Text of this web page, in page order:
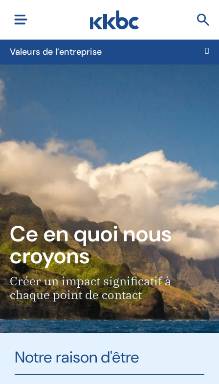
Valeurs de l’entreprise
Ce en quoi nous
croyons
Créer un impact significatif à
chaque point de contact
Notre raison d'être